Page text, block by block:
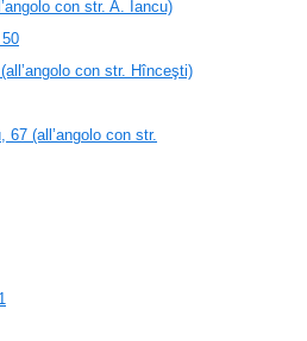
con str. A. Iancu)
con str. Hînceşti)
67 (all’angolo con str.